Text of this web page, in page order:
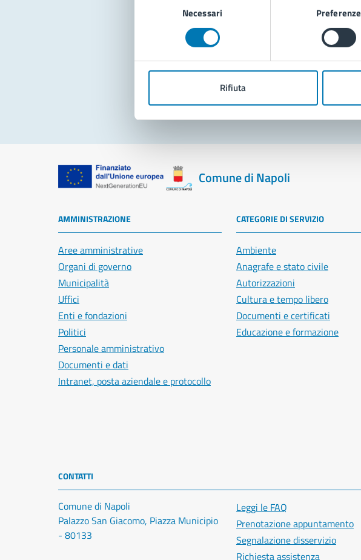
Necessari Preferenze
Rifiuta
Richiedi assistenza
Prenota appuntamento
Problemi in città
Comune di Napoli
AMMINISTRAZIONE
Aree amministrative
Organi di governo
Municipalità
Uffici
Enti e fondazioni
Politici
Personale amministrativo
Documenti e dati
Intranet, posta aziendale e protocollo
CATEGORIE DI SERVIZIO
Ambiente
Anagrafe e stato civile
Autorizzazioni
Cultura e tempo libero
Documenti e certificati
Educazione e formazione
CONTATTI
Comune di Napoli
Palazzo San Giacomo, Piazza Municipio
- 80133
Leggi le FAQ
Prenotazione appuntamento
Segnalazione disservizio
Richiesta assistenza